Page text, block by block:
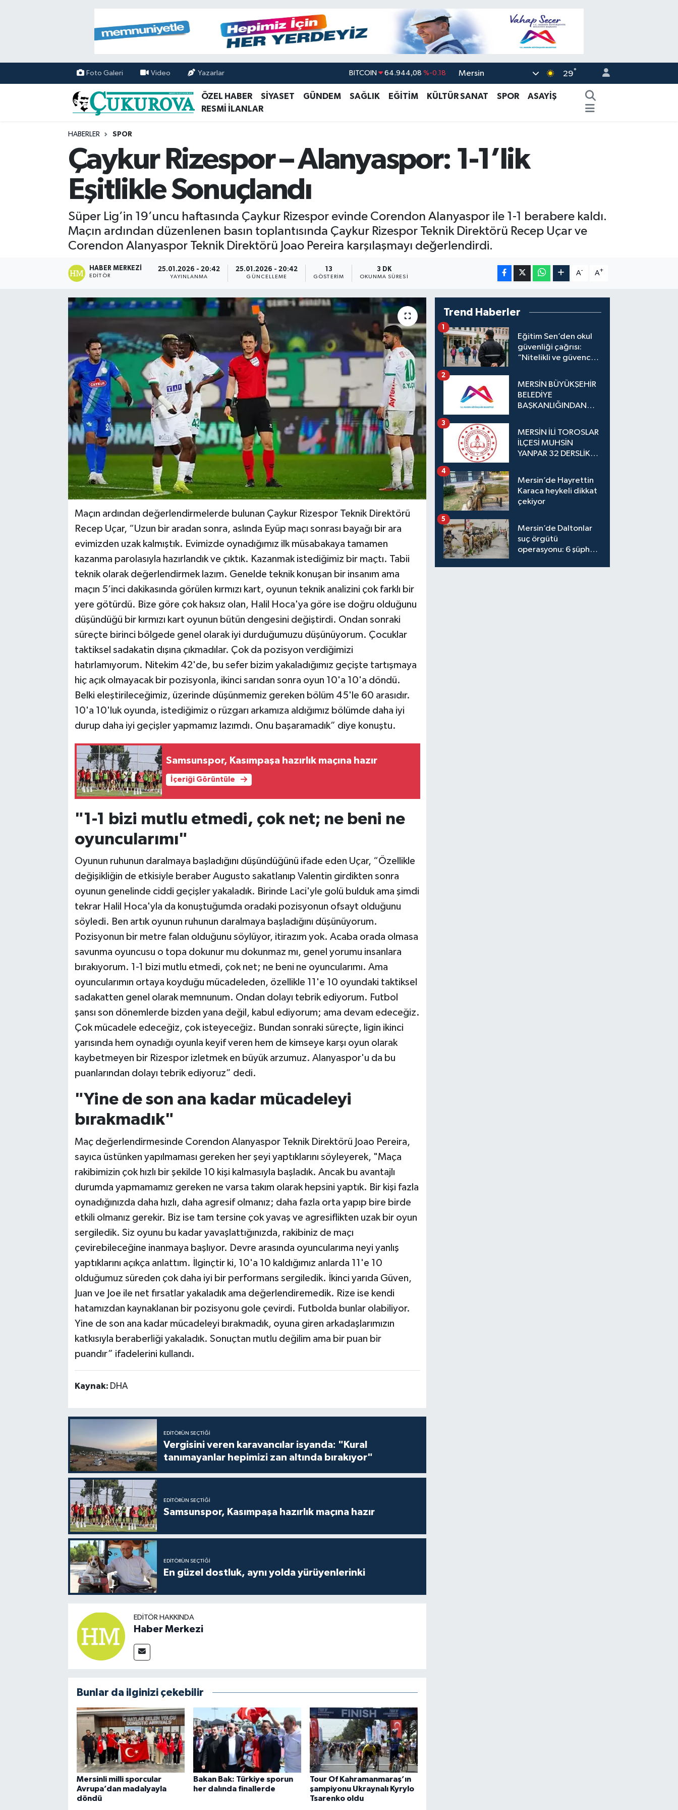
Foto Galeri Video Yazarlar DOLAR 47,7436 %0.18
EURO 55,2510 %0.32
BITCOIN 64.944,08 %-0.18
Mersin 29°
ÖZEL HABER SİYASET GÜNDEM SAĞLIK EĞİTİM KÜLTÜR SANAT SPOR
ASAYİŞ
RESMİ İLANLAR
HABERLER SPOR
Çaykur Rizespor – Alanyaspor: 1-1’lik
Eşitlikle Sonuçlandı
Süper Lig’in 19’uncu haftasında Çaykur Rizespor evinde Corendon Alanyaspor ile 1-1 berabere kaldı.
Maçın ardından düzenlenen basın toplantısında Çaykur Rizespor Teknik Direktörü Recep Uçar ve
Corendon Alanyaspor Teknik Direktörü Joao Pereira karşılaşmayı değerlendirdi.
HABER MERKEZI
EDITÖR
25.01.2026 - 20:42
YAYINLANMA
25.01.2026 - 20:42
GÜNCELLEME
13
GÖSTERIM
3 DK
OKUNMA SÜRESI
A- A+
Maçın ardından değerlendirmelerde bulunan Çaykur Rizespor Teknik Direktörü
Recep Uçar, “Uzun bir aradan sonra, aslında Eyüp maçı sonrası bayağı bir ara
evimizden uzak kalmıştık. Evimizde oynadığımız ilk müsabakaya tamamen
kazanma parolasıyla hazırlandık ve çıktık. Kazanmak istediğimiz bir maçtı. Tabii
teknik olarak değerlendirmek lazım. Genelde teknik konuşan bir insanım ama
maçın 5’inci dakikasında görülen kırmızı kart, oyunun teknik analizini çok farklı bir
yere götürdü. Bize göre çok haksız olan, Halil Hoca'ya göre ise doğru olduğunu
düşündüğü bir kırmızı kart oyunun bütün dengesini değiştirdi. Ondan sonraki
süreçte birinci bölgede genel olarak iyi durduğumuzu düşünüyorum. Çocuklar
taktiksel sadakatin dışına çıkmadılar. Çok da pozisyon verdiğimizi
hatırlamıyorum. Nitekim 42'de, bu sefer bizim yakaladığımız geçişte tartışmaya
hiç açık olmayacak bir pozisyonla, ikinci sarıdan sonra oyun 10'a 10'a döndü.
Belki eleştirileceğimiz, üzerinde düşünmemiz gereken bölüm 45'le 60 arasıdır.
10'a 10'luk oyunda, istediğimiz o rüzgarı arkamıza aldığımız bölümde daha iyi
durup daha iyi geçişler yapmamız lazımdı. Onu başaramadık” diye konuştu.
Samsunspor, Kasımpaşa hazırlık maçına hazır
İçeriği Görüntüle
"1-1 bizi mutlu etmedi, çok net; ne beni ne
oyuncularımı"
Oyunun ruhunun daralmaya başladığını düşündüğünü ifade eden Uçar, “Özellikle
değişikliğin de etkisiyle beraber Augusto sakatlanıp Valentin girdikten sonra
oyunun genelinde ciddi geçişler yakaladık. Birinde Laci'yle golü bulduk ama şimdi
tekrar Halil Hoca'yla da konuştuğumda oradaki pozisyonun ofsayt olduğunu
söyledi. Ben artık oyunun ruhunun daralmaya başladığını düşünüyorum.
Pozisyonun bir metre falan olduğunu söylüyor, itirazım yok. Acaba orada olmasa
savunma oyuncusu o topa dokunur mu dokunmaz mı, genel yorumu insanlara
bırakıyorum. 1-1 bizi mutlu etmedi, çok net; ne beni ne oyuncularımı. Ama
oyuncularımın ortaya koyduğu mücadeleden, özellikle 11'e 10 oyundaki taktiksel
sadakatten genel olarak memnunum. Ondan dolayı tebrik ediyorum. Futbol
şansı son dönemlerde bizden yana değil, kabul ediyorum; ama devam edeceğiz.
Çok mücadele edeceğiz, çok isteyeceğiz. Bundan sonraki süreçte, ligin ikinci
yarısında hem oynadığı oyunla keyif veren hem de kimseye karşı oyun olarak
kaybetmeyen bir Rizespor izletmek en büyük arzumuz. Alanyaspor'u da bu
puanlarından dolayı tebrik ediyoruz” dedi.
"Yine de son ana kadar mücadeleyi
bırakmadık"
Maç değerlendirmesinde Corendon Alanyaspor Teknik Direktörü Joao Pereira,
sayıca üstünken yapılmaması gereken her şeyi yaptıklarını söyleyerek, "Maça
rakibimizin çok hızlı bir şekilde 10 kişi kalmasıyla başladık. Ancak bu avantajlı
durumda yapmamamız gereken ne varsa takım olarak hepsini yaptık. Bir kişi fazla
oynadığınızda daha hızlı, daha agresif olmanız; daha fazla orta yapıp bire birde
etkili olmanız gerekir. Biz ise tam tersine çok yavaş ve agresiflikten uzak bir oyun
sergiledik. Siz oyunu bu kadar yavaşlattığınızda, rakibiniz de maçı
çevirebileceğine inanmaya başlıyor. Devre arasında oyuncularıma neyi yanlış
yaptıklarını açıkça anlattım. İlginçtir ki, 10'a 10 kaldığımız anlarda 11'e 10
olduğumuz süreden çok daha iyi bir performans sergiledik. İkinci yarıda Güven,
Juan ve Joe ile net fırsatlar yakaladık ama değerlendiremedik. Rize ise kendi
hatamızdan kaynaklanan bir pozisyonu gole çevirdi. Futbolda bunlar olabiliyor.
Yine de son ana kadar mücadeleyi bırakmadık, oyuna giren arkadaşlarımızın
katkısıyla beraberliği yakaladık. Sonuçtan mutlu değilim ama bir puan bir
puandır” ifadelerini kullandı.
Kaynak: DHA
EDITÖRÜN SEÇTIĞI
Vergisini veren karavancılar isyanda: "Kural
tanımayanlar hepimizi zan altında bırakıyor"
EDITÖRÜN SEÇTIĞI
Samsunspor, Kasımpaşa hazırlık maçına hazır
EDITÖRÜN SEÇTIĞI
En güzel dostluk, aynı yolda yürüyenlerinki
EDITÖR HAKKINDA
Haber Merkezi
Bunlar da ilginizi çekebilir
Mersinli milli sporcular
Avrupa’dan madalyayla
döndü
Bakan Bak: Türkiye sporun
her dalında finallerde
Tour Of Kahramanmaraş’ın
şampiyonu Ukraynalı Kyrylo
Tsarenko oldu
Trend Haberler
Eğitim Sen’den okul
güvenliği çağrısı:
“Nitelikli ve güvenceli
1
MERSİN BÜYÜKŞEHİR
BELEDİYE
BAŞKANLIĞINDAN
2
MERSİN İLİ TOROSLAR
İLÇESİ MUHSİN
YANPAR 32 DERSLİKLİ
3
Mersin’de Hayrettin
Karaca heykeli dikkat
çekiyor
4
Mersin’de Daltonlar
suç örgütü
operasyonu: 6 şüpheli
5
Mersin Nöbetçi Eczaneler
Mersin Hava Durumu
Mersin Namaz Vakitleri
Mersin Trafik Yoğunluk Haritası
Tüm Manşetler
Son Dakika Haberleri
Haber Arşivi